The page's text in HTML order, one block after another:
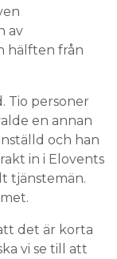
av
hälften från
Tio personer
en annan
och han
in i Elovents
tjänstemän.
det är korta
vi se till att